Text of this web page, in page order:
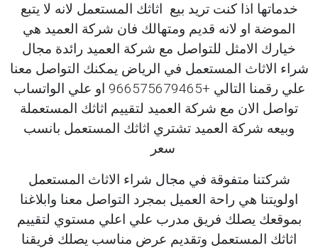
خدماتها اذا كنت تريد بيع اثاثك المستعمل لانه لا يتبع
الموضة او لانه قديم ومتهالك فان شركة العميد هي
خيارك الامثل للتواصل مع شركة العميد رائدة مجال
شراء الاثاث المستعمل في الرياض يمكنك التواصل معنا
علي رقمنا التالي +966575679465 او علي الواتساب
تواصل الان مع شركة العميد لتقييم اثاثك المستعملة
وبيعه شركة العميد تشتري اثاثك المستعمل بانسب
سعر
شركتنا متفوقة في مجال شراء الاثاث المستعمل
اولويتنا هي راحة العميل بمجرد التواصل معنا وابلاغنا
بموقعك يصلك فريق مدرب علي اعلي مستوي لتقييم
اثاثك المستعمل وتقديم عرض مناسب يصلك فريقنا